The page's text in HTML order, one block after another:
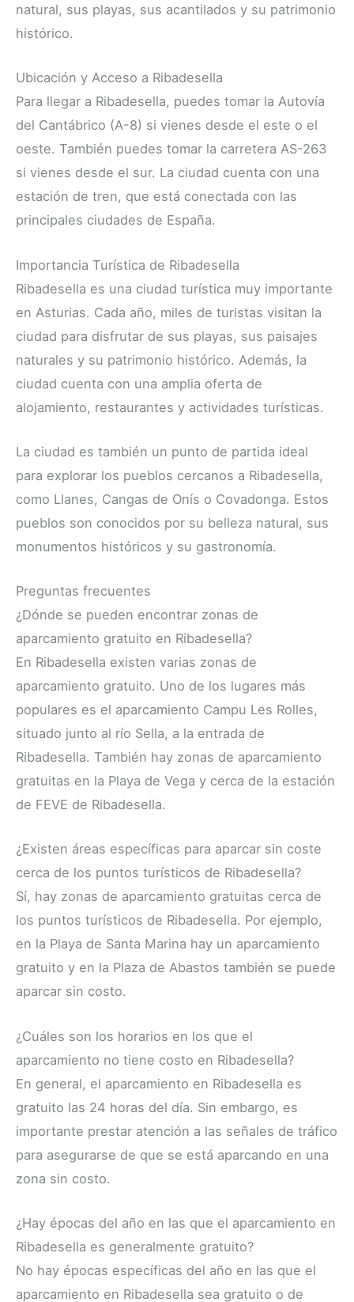
natural, sus playas, sus acantilados y su patrimonio
histórico.
Ubicación y Acceso a Ribadesella
Para llegar a Ribadesella, puedes tomar la Autovía
del Cantábrico (A-8) si vienes desde el este o el
oeste. También puedes tomar la carretera AS-263
si vienes desde el sur. La ciudad cuenta con una
estación de tren, que está conectada con las
principales ciudades de España.
Importancia Turística de Ribadesella
Ribadesella es una ciudad turística muy importante
en Asturias. Cada año, miles de turistas visitan la
ciudad para disfrutar de sus playas, sus paisajes
naturales y su patrimonio histórico. Además, la
ciudad cuenta con una amplia oferta de
alojamiento, restaurantes y actividades turísticas.
La ciudad es también un punto de partida ideal
para explorar los pueblos cercanos a Ribadesella,
como Llanes, Cangas de Onís o Covadonga. Estos
pueblos son conocidos por su belleza natural, sus
monumentos históricos y su gastronomía.
Preguntas frecuentes
¿Dónde se pueden encontrar zonas de
aparcamiento gratuito en Ribadesella?
En Ribadesella existen varias zonas de
aparcamiento gratuito. Uno de los lugares más
populares es el aparcamiento Campu Les Rolles,
situado junto al río Sella, a la entrada de
Ribadesella. También hay zonas de aparcamiento
gratuitas en la Playa de Vega y cerca de la estación
de FEVE de Ribadesella.
¿Existen áreas específicas para aparcar sin coste
cerca de los puntos turísticos de Ribadesella?
Sí, hay zonas de aparcamiento gratuitas cerca de
los puntos turísticos de Ribadesella. Por ejemplo,
en la Playa de Santa Marina hay un aparcamiento
gratuito y en la Plaza de Abastos también se puede
aparcar sin costo.
¿Cuáles son los horarios en los que el
aparcamiento no tiene costo en Ribadesella?
En general, el aparcamiento en Ribadesella es
gratuito las 24 horas del día. Sin embargo, es
importante prestar atención a las señales de tráfico
para asegurarse de que se está aparcando en una
zona sin costo.
¿Hay épocas del año en las que el aparcamiento en
Ribadesella es generalmente gratuito?
No hay épocas específicas del año en las que el
aparcamiento en Ribadesella sea gratuito o de